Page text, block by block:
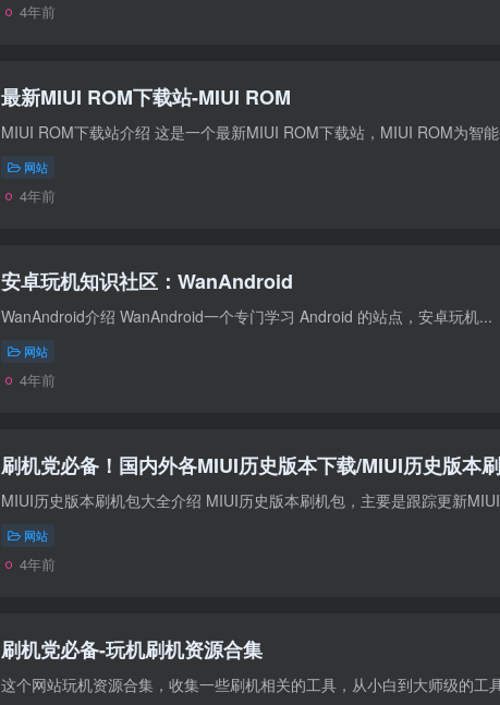
4年前
最新MIUI ROM下载站-MIUI ROM
MIUI ROM下载站介绍 这是一个最新MIUI ROM下载站，MIUI ROM为智
网站
4年前
安卓玩机知识社区：WanAndroid
WanAndroid介绍 WanAndroid一个专门学习 Android 的站点，安卓玩机...
网站
4年前
刷机党必备！国内外各MIUI历史版本下载/MIUI历史版本
MIUI历史版本刷机包大全介绍 MIUI历史版本刷机包，主要是跟踪更新
网站
4年前
刷机党必备-玩机刷机资源合集